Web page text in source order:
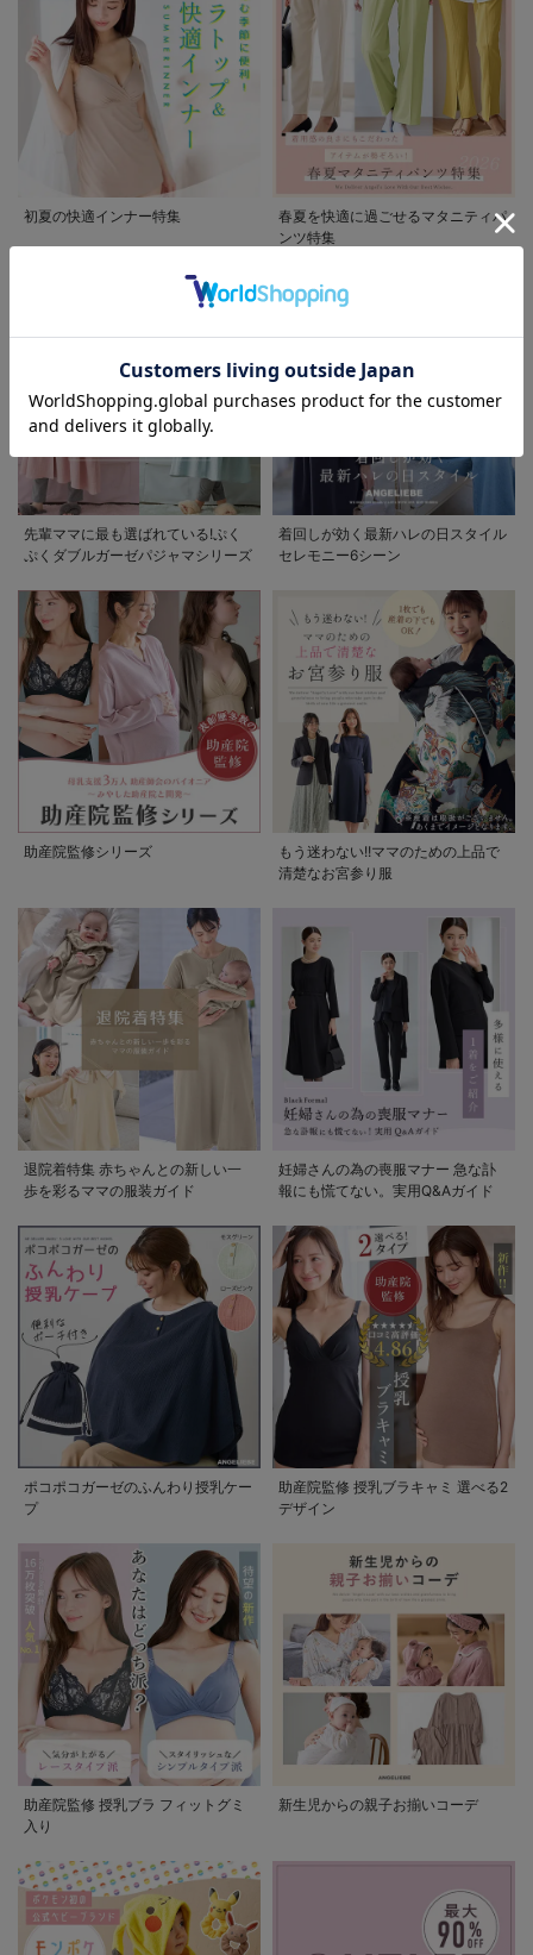
初夏の快適インナー特集
春夏を快適に過ごせるマタニティパ
ンツ特集
先輩ママに最も選ばれている!ぷく
ぷくダブルガーゼパジャマシリーズ
着回しが効く最新ハレの日スタイル
セレモニー6シーン
助産院監修シリーズ
もう迷わない!!ママのための上品で
清楚なお宮参り服
退院着特集 赤ちゃんとの新しい一
歩を彩るママの服装ガイド
妊婦さんの為の喪服マナー 急な訃
報にも慌てない。実用Q&Aガイド
ポコポコガーゼのふんわり授乳ケー
プ
助産院監修 授乳ブラキャミ 選べる2
デザイン
助産院監修 授乳ブラ フィットグミ
入り
新生児からの親子お揃いコーデ
お気に入り商品を確認する